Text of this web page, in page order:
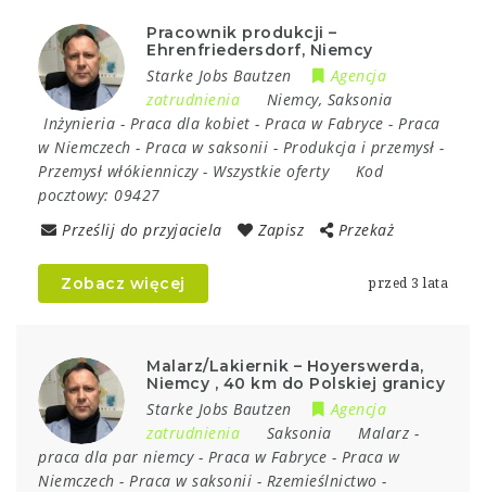
Pracownik produkcji –
Ehrenfriedersdorf, Niemcy
Starke Jobs Bautzen
Agencja
zatrudnienia
Niemcy, Saksonia
Inżynieria - Praca dla kobiet - Praca w Fabryce - Praca
w Niemczech - Praca w saksonii - Produkcja i przemysł -
Przemysł włókienniczy- Wszystkie oferty
Kod
pocztowy: 09427
Prześlij do przyjaciela
Zapisz Przekaż
Zobacz więcej przed 3 lata
Malarz/Lakiernik – Hoyerswerda,
Niemcy , 40 km do Polskiej granicy
Starke Jobs Bautzen
Agencja
zatrudnienia
Saksonia Malarz -
praca dla par niemcy- Praca w Fabryce - Praca w
Niemczech - Praca w saksonii - Rzemieślnictwo -